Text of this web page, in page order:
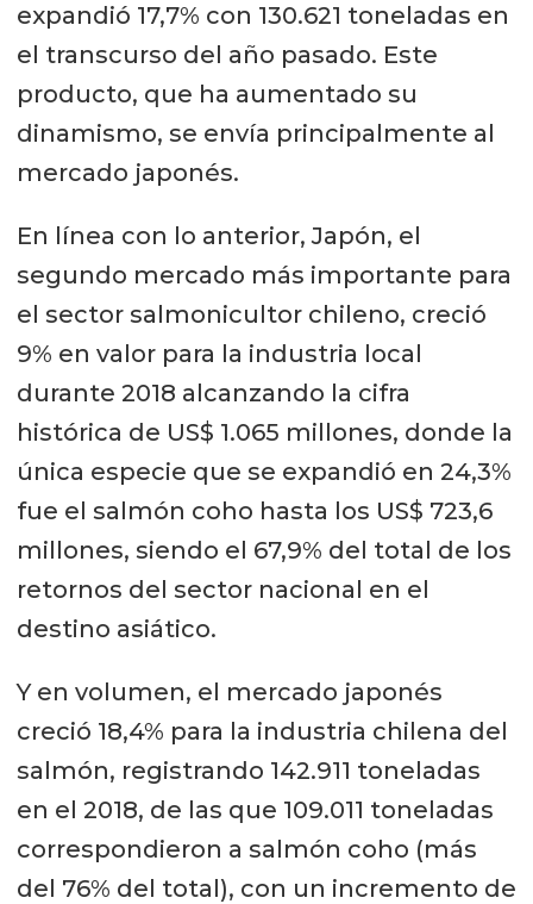
expandió 17,7% con 130.621 toneladas en
el transcurso del año pasado. Este
producto, que ha aumentado su
dinamismo, se envía principalmente al
mercado japonés.
En línea con lo anterior, Japón, el
segundo mercado más importante para
el sector salmonicultor chileno, creció
9% en valor para la industria local
durante 2018 alcanzando la cifra
histórica de US$ 1.065 millones, donde la
única especie que se expandió en 24,3%
fue el salmón coho hasta los US$ 723,6
millones, siendo el 67,9% del total de los
retornos del sector nacional en el
destino asiático.
Y en volumen, el mercado japonés
creció 18,4% para la industria chilena del
salmón, registrando 142.911 toneladas
en el 2018, de las que 109.011 toneladas
correspondieron a salmón coho (más
del 76% del total), con un incremento de